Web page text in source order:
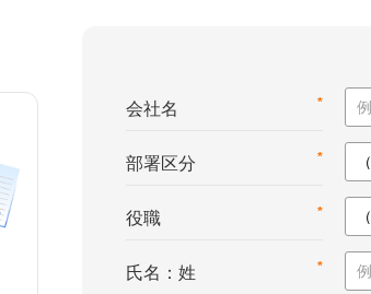
*
会社名
*
部署区分
*
役職
*
氏名：姓